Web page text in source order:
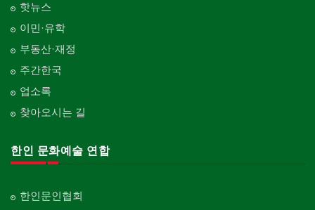
핫뉴스
이민·유학
부동산·재정
주간한국
업소록
찾아오시는 길
한인 문화예술 연합
한인문인협회